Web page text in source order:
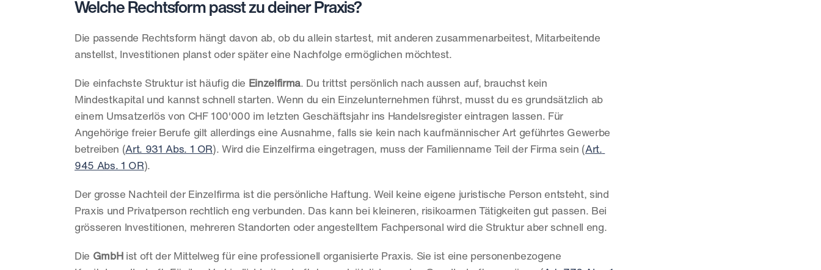
Welche Rechtsform passt zu deiner Praxis?
Die passende Rechtsform hängt davon ab, ob du allein startest, mit anderen zusammenarbeitest, Mitarbeitende
anstellst, Investitionen planst oder später eine Nachfolge ermöglichen möchtest.
Die einfachste Struktur ist häufig die Einzelfirma. Du trittst persönlich nach aussen auf, brauchst kein
Mindestkapital und kannst schnell starten. Wenn du ein Einzelunternehmen führst, musst du es grundsätzlich ab
einem Umsatzerlös von CHF 100'000 im letzten Geschäftsjahr ins Handelsregister eintragen lassen. Für
Angehörige freier Berufe gilt allerdings eine Ausnahme, falls sie kein nach kaufmännischer Art geführtes Gewerbe
betreiben (Art. 931 Abs. 1 OR). Wird die Einzelfirma eingetragen, muss der Familienname Teil der Firma sein (Art.
945 Abs. 1 OR).
Der grosse Nachteil der Einzelfirma ist die persönliche Haftung. Weil keine eigene juristische Person entsteht, sind
Praxis und Privatperson rechtlich eng verbunden. Das kann bei kleineren, risikoarmen Tätigkeiten gut passen. Bei
grösseren Investitionen, mehreren Standorten oder angestelltem Fachpersonal wird die Struktur aber schnell eng.
Die GmbH ist oft der Mittelweg für eine professionell organisierte Praxis. Sie ist eine personenbezogene